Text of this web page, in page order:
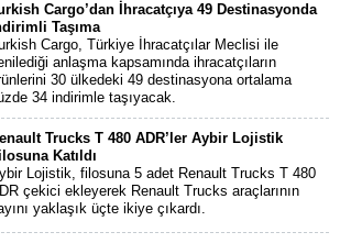
Cargo’dan İhracatçıya 49 Destinasyonda
Taşıma
Cargo, Türkiye İhracatçılar Meclisi ile
anlaşma kapsamında ihracatçıların
30 ülkedeki 49 destinasyona ortalama
34 indirimle taşıyacak.
Trucks T 480 ADR’ler Aybir Lojistik
Katıldı
Lojistik, filosuna 5 adet Renault Trucks T 480
çekici ekleyerek Renault Trucks araçlarının
yaklaşık üçte ikiye çıkardı.